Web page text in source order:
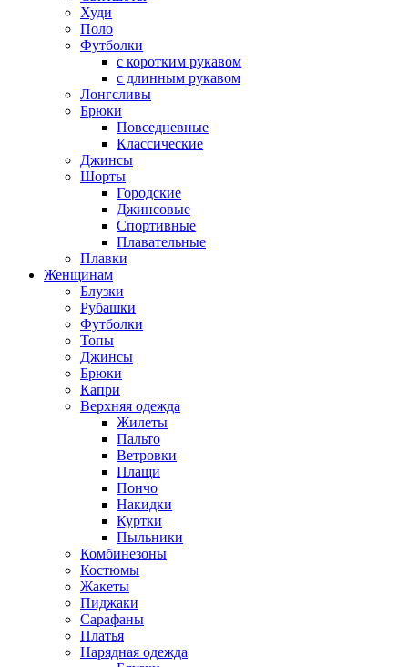
Худи
Поло
Футболки
с коротким рукавом
с длинным рукавом
Лонгсливы
Брюки
Повседневные
Классические
Джинсы
Шорты
Городские
Джинсовые
Спортивные
Плавательные
Плавки
Женщинам
Блузки
Рубашки
Футболки
Топы
Джинсы
Брюки
Капри
Верхняя одежда
Жилеты
Пальто
Ветровки
Плащи
Пончо
Накидки
Куртки
Пыльники
Комбинезоны
Костюмы
Жакеты
Пиджаки
Сарафаны
Платья
Нарядная одежда